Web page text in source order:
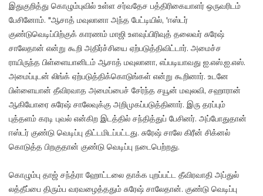
இதுகுறித்து கொழும்புவில் உள்ள சர்வதேச பத்திரிகையாளர் ஒருவரிடம்
பேசினோம். "ஆசாத் மவுலானா அந்த பேட்டியில், 'ஈஸ்டர்
குண்டுவெடிப்பிற்குக் காரணம் மாஜி உளவுப்பிரிவுத் தலைவர் சுரேஷ்
சாலேதான் என்று கூறி அதிர்ச்சியை ஏற்படுத்திவிட்டார். அமைச்ச
ராயிருந்த பிள்ளையானிடம் ஆசாத் மவுலானா, எப்படியாவது ஐ.எஸ்.ஐ.எஸ்.
அமைப்புடன் லிங்க் ஏற்படுத்திக்கொடுங்கள் என்று கூறினார். உடனே
பிள்ளையான் தீவிரவாத அமைப்பைச் சேர்ந்த சயூன் மவுலவி, சஹாரான்
ஆகியோரை சுரேஷ் சாலேவுக்கு அறிமுகப்படுத்தினார். இரு தரப்பும்
புத்தளம் கரடி புவல் என்கிற இடத்தில் சந்தித்துப் பேசினர். அப்போதுதான்
ஈஸ்டர் குண்டு வெடிப்பு திட்டமிடப்பட்டது. சுரேஷ் சாலே கிரீன் சிக்னல்
கொடுத்த பிறகுதான் குண்டு வெடிப்பு நடைபெற்றது.
கொழும்பு தாஜ் சந்த்ரா ஹோட்டலை தாக்க புறப்பட்ட தீவிரவாதி அப்துல்
லத்தீப்பை திரும்ப வரவழைத்ததும் சுரேஷ் சாலேதான். குண்டு வெடிப்பு